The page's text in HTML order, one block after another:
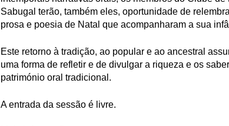
Sabugal terão, também eles, oportunidade de
prosa e poesia de Natal que acompanharam a sua
Este retorno à tradição, ao popular e ao ancestral
uma forma de refletir e de divulgar a riqueza e os
património oral tradicional.
A entrada da sessão é livre.